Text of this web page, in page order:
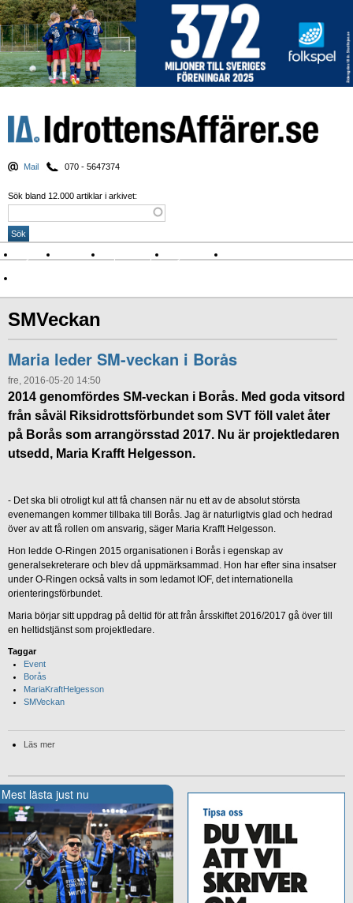
Mail 070 - 5647374
Sök bland 12.000 artiklar i arkivet:
Nyheter Krönikor Sport & spel Nyhetsbrev
SMVeckan
Maria leder SM-veckan i Borås
fre, 2016-05-20 14:50
2014 genomfördes SM-veckan i Borås. Med goda vitsord
från såväl Riksidrottsförbundet som SVT föll valet åter
på Borås som arrangörsstad 2017. Nu är projektledaren
utsedd, Maria Krafft Helgesson.
- Det ska bli otroligt kul att få chansen när nu ett av de absolut största
evenemangen kommer tillbaka till Borås. Jag är naturligtvis glad och hedrad
över av att få rollen om ansvarig, säger Maria Krafft Helgesson.
Hon ledde O-Ringen 2015 organisationen i Borås i egenskap av
generalsekreterare och blev då uppmärksammad. Hon har efter sina insatser
under O-Ringen också valts in som ledamot IOF, det internationella
orienteringsförbundet.
Maria börjar sitt uppdrag på deltid för att från årsskiftet 2016/2017 gå över till
en heltidstjänst som projektledare.
Taggar
Event
Borås
MariaKraftHelgesson
SMVeckan
Läs mer
Mest lästa just nu